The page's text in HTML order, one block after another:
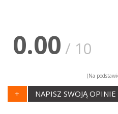
0.00 / 10
(Na
+ NAPISZ SWOJĄ OPINIE